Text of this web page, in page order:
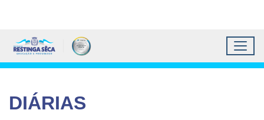
Topo do site
Ir para conteúdo principal
Todos os atalhos
Conteúdo principal
Conteúdo Principal
Prefeitura Municipal de
DIÁRIAS